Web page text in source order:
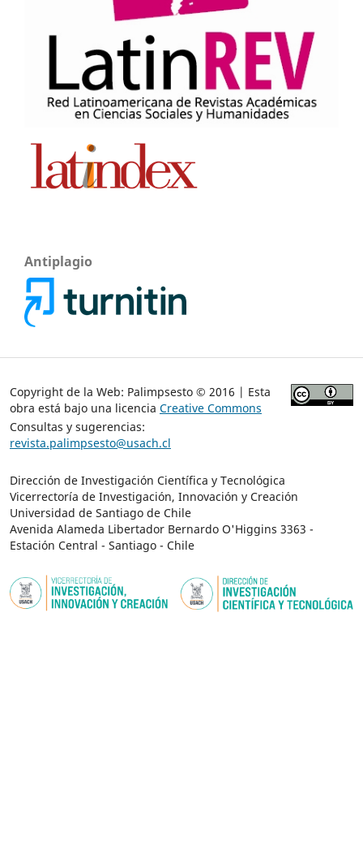
Antiplagio
Copyright de la Web: Palimpsesto © 2016 | Esta
obra está bajo una licencia Creative Commons
Consultas y sugerencias:
revista.palimpsesto@usach.cl
Dirección de Investigación Científica y Tecnológica
Vicerrectoría de Investigación, Innovación y Creación
Universidad de Santiago de Chile
Avenida Alameda Libertador Bernardo O'Higgins 3363 -
Estación Central - Santiago - Chile